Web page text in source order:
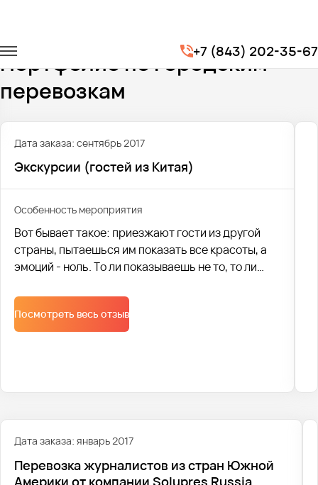
+7 (843) 202-35-67
Городские перевозки
Портфолио по городским
перевозкам
Дата заказа: сентябрь 2017
Экскурсии (гостей из Китая)
Особенность мероприятия
Вот бывает такое: приезжают гости из другой
страны, пытаешься им показать все красоты, а
эмоций - ноль. То ли показываешь не то, то ли
своеобразного Китая? Что уж тогда говорить?
Посмотреть весь отзыв
Дата заказа: январь 2017
Перевозка журналистов из стран Южной
Америки от компании Solupres Russia